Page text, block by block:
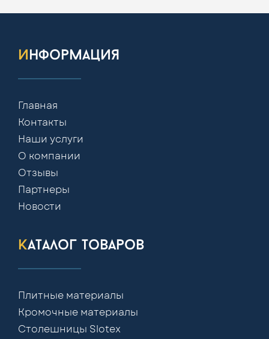
информация
Главная
Контакты
Наши услуги
О компании
Отзывы
Партнеры
Новости
каталог товаров
Плитные материалы
Кромочные материалы
Столешницы Slotex